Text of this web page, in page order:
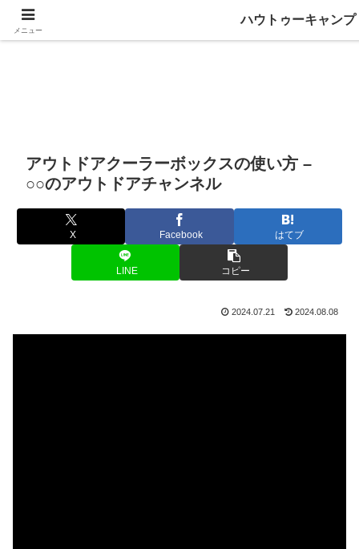
アウトドアクーラーボックスの使い方 –
○○のアウトドアチャンネル
X Facebook はてブ
LINE コピー
2024.07.21 2024.08.08
メニュー
ハウトゥーキャンプ